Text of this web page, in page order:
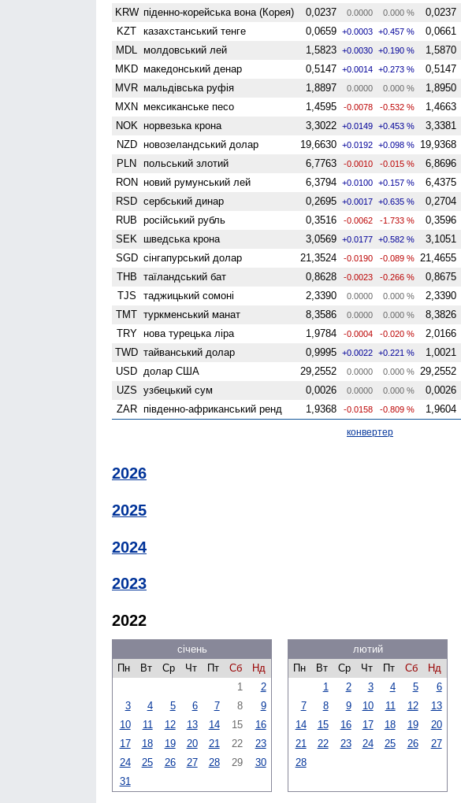
KRW піденно-корейська вона (Корея) 0,0237 0.0000 0.000 % 0,0237
KZT казахстанський тенге 0,0659 +0.0003 +0.457 % 0,0661
MDL молдовський лей 1,5823 +0.0030 +0.190 % 1,5870
MKD македонський денар 0,5147 +0.0014 +0.273 % 0,5147
MVR мальдівська руфія 1,8897 0.0000 0.000 % 1,8950
MXN мексиканське песо 1,4595 -0.0078 -0.532 % 1,4663
NOK норвезька крона 3,3022 +0.0149 +0.453 % 3,3381
NZD ново­зеландський долар 19,6630 +0.0192 +0.098 % 19,9368
PLN польський злотий 6,7763 -0.0010 -0.015 % 6,8696
RON новий румунський лей 6,3794 +0.0100 +0.157 % 6,4375
RSD сербський динар 0,2695 +0.0017 +0.635 % 0,2704
RUB російський рубль 0,3516 -0.0062 -1.733 % 0,3596
SEK шведська крона 3,0569 +0.0177 +0.582 % 3,1051
SGD сінгапурський долар 21,3524 -0.0190 -0.089 % 21,4655
THB таїландський бат 0,8628 -0.0023 -0.266 % 0,8675
TJS таджицький сомоні 2,3390 0.0000 0.000 % 2,3390
TMT туркменський манат 8,3586 0.0000 0.000 % 8,3826
TRY нова турецька ліра 1,9784 -0.0004 -0.020 % 2,0166
TWD тайванський долар 0,9995 +0.0022 +0.221 % 1,0021
USD долар США 29,2552 0.0000 0.000 % 29,2552
UZS узбецький сум 0,0026 0.0000 0.000 % 0,0026
ZAR південно-африканський ренд 1,9368 -0.0158 -0.809 % 1,9604
конвертер
2026
2025
2024
2023
2022
січень
Пн
Вт Ср Чт Пт Сб
Нд
1
2
3
4 5 6 7 8
9
10
11 12 13 14 15
16
17
18 19 20 21 22
23
24
25 26 27 28 29
30
31
лютий
Пн
Вт Ср Чт Пт Сб
Нд
1
2 3 4 5
6
7
8 9 10 11 12
13
14
15 16 17 18 19
20
21
22 23 24 25 26
27
28